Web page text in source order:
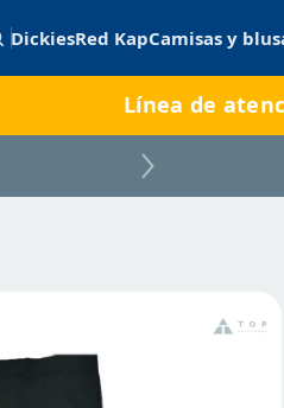
DickiesRed KapCamisas y
Línea de